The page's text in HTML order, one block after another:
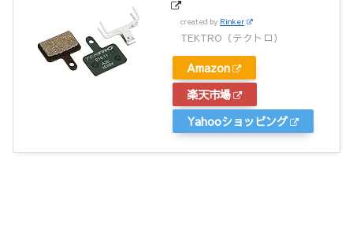
created by Rinker
TEKTRO（テクトロ）
Amazon
楽天市場
Yahooショッピング